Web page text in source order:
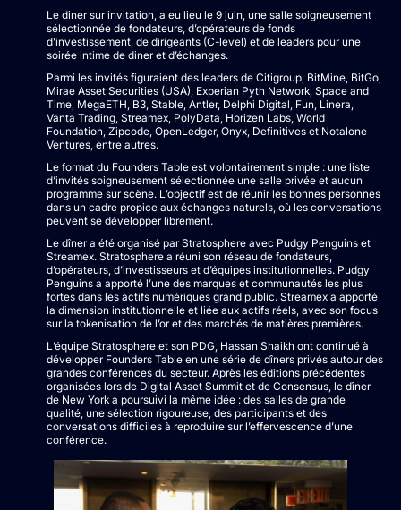
Le diner sur invitation, a eu lieu le 9 juin, une salle soigneusement
sélectionnée de fondateurs, d’opérateurs de fonds
d’investissement, de dirigeants (C-level) et de leaders pour une
soirée intime de diner et d’échanges.
Parmi les invités figuraient des leaders de Citigroup, BitMine, BitGo,
Mirae Asset Securities (USA), Experian Pyth Network, Space and
Time, MegaETH, B3, Stable, Antler, Delphi Digital, Fun, Linera,
Vanta Trading, Streamex, PolyData, Horizen Labs, World
Foundation, Zipcode, OpenLedger, Onyx, Definitives et Notalone
Ventures, entre autres.
Le format du Founders Table est volontairement simple : une liste
d’invités soigneusement sélectionnée une salle privée et aucun
programme sur scène. L’objectif est de réunir les bonnes personnes
dans un cadre propice aux échanges naturels, où les conversations
peuvent se développer librement.
Le dîner a été organisé par Stratosphere avec Pudgy Penguins et
Streamex. Stratosphere a réuni son réseau de fondateurs,
d’opérateurs, d’investisseurs et d’équipes institutionnelles. Pudgy
Penguins a apporté l’une des marques et communautés les plus
fortes dans les actifs numériques grand public. Streamex a apporté
la dimension institutionnelle et liée aux actifs réels, avec son focus
sur la tokenisation de l’or et des marchés de matières premières.
L’équipe Stratosphere et son PDG, Hassan Shaikh ont continué à
développer Founders Table en une série de dîners privés autour des
grandes conférences du secteur. Après les éditions précédentes
organisées lors de Digital Asset Summit et de Consensus, le dîner
de New York a poursuivi la même idée : des salles de grande
qualité, une sélection rigoureuse, des participants et des
conversations difficiles à reproduire sur l’effervescence d’une
conférence.